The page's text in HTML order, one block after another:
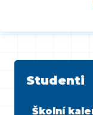
Studenti
Školní